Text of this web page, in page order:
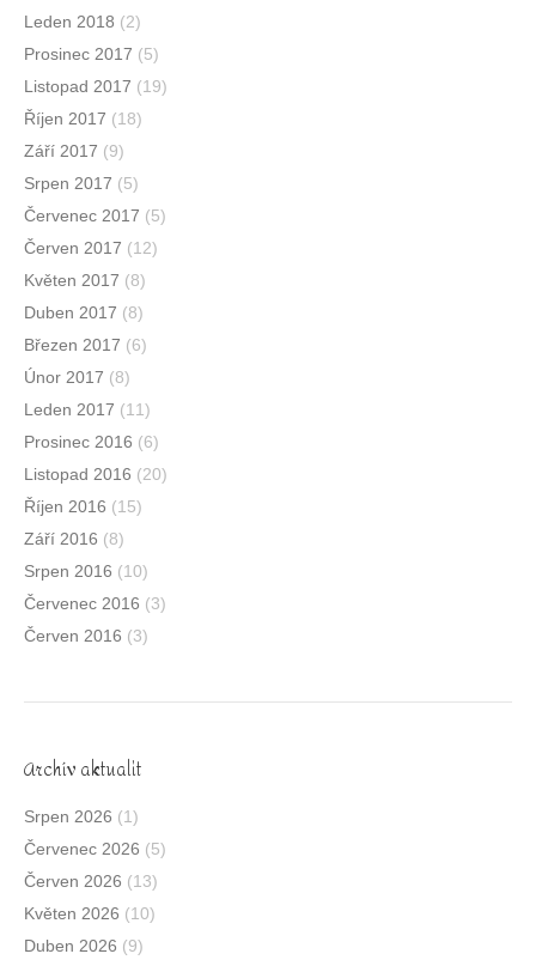
Leden 2018 (2)
Prosinec 2017 (5)
Listopad 2017 (19)
Říjen 2017 (18)
Září 2017 (9)
Srpen 2017 (5)
Červenec 2017 (5)
Červen 2017 (12)
Květen 2017 (8)
Duben 2017 (8)
Březen 2017 (6)
Únor 2017 (8)
Leden 2017 (11)
Prosinec 2016 (6)
Listopad 2016 (20)
Říjen 2016 (15)
Září 2016 (8)
Srpen 2016 (10)
Červenec 2016 (3)
Červen 2016 (3)
Archív aktualit
Srpen 2026 (1)
Červenec 2026 (5)
Červen 2026 (13)
Květen 2026 (10)
Duben 2026 (9)